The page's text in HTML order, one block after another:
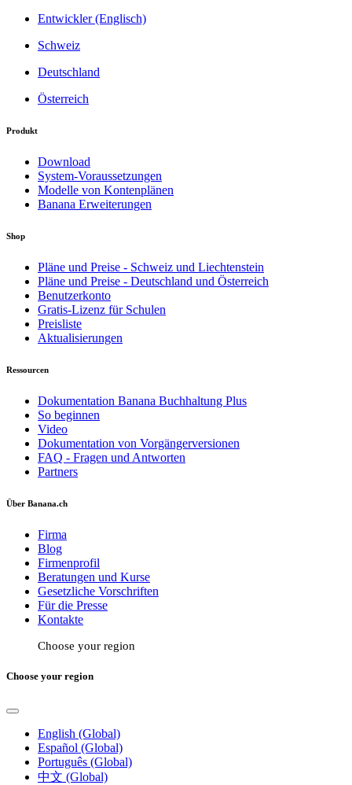
Entwickler (Englisch)
Schweiz
Deutschland
Österreich
Produkt
Download
System-Voraussetzungen
Modelle von Kontenplänen
Banana Erweiterungen
Shop
Pläne und Preise - Schweiz und Liechtenstein
Pläne und Preise - Deutschland und Österreich
Benutzerkonto
Gratis-Lizenz für Schulen
Preisliste
Aktualisierungen
Ressourcen
Dokumentation Banana Buchhaltung Plus
So beginnen
Video
Dokumentation von Vorgängerversionen
FAQ - Fragen und Antworten
Partners
Über Banana.ch
Firma
Blog
Firmenprofil
Beratungen und Kurse
Gesetzliche Vorschriften
Für die Presse
Kontakte
Choose your region
Choose your region
English (Global)
Español (Global)
Português (Global)
中文 (Global)